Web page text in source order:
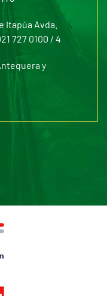
Itapúa Avda.
727 0100 / 4
y